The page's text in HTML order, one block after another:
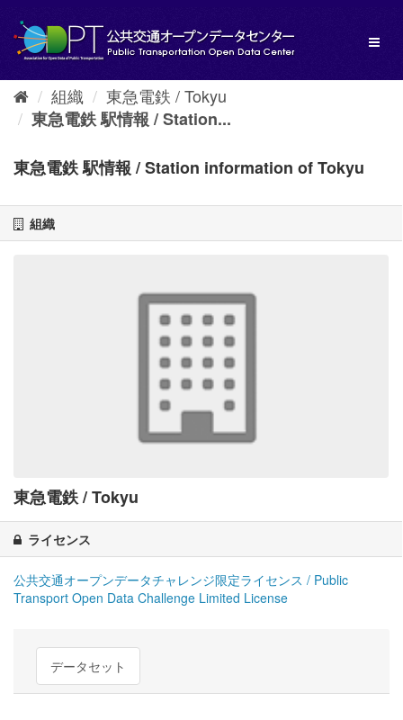
し
組織
東急電鉄 / Tokyu
東急電鉄 駅情報 / Station...
東急電鉄 駅情報 / Station information of Tokyu
組織
東急電鉄 / Tokyu
ライセンス
公共交通オープンデータチャレンジ限定ライセンス / Public
Transport Open Data Challenge Limited License
データセット